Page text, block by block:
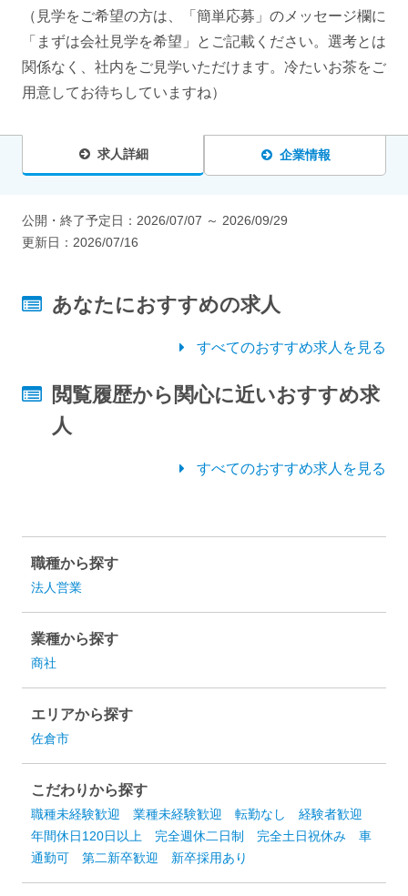
（見学をご希望の方は、「簡単応募」のメッセージ欄に
「まずは会社見学を希望」とご記載ください。選考とは
関係なく、社内をご見学いただけます。冷たいお茶をご
用意してお待ちしていますね）
求人詳細 企業情報
公開・終了予定日： 2026/07/07 ～ 2026/09/29
更新日： 2026/07/16
あなたにおすすめの求人
すべてのおすすめ求人を見る
閲覧履歴から関心に近いおすすめ求
人
すべてのおすすめ求人を見る
職種から探す
法人営業
業種から探す
商社
エリアから探す
佐倉市
こだわりから探す
職種未経験歓迎 業種未経験歓迎 転勤なし
経験者歓迎
年間休日120日以上
完全週休二日制 完全土日祝休み
車
通勤可
第二新卒歓迎 新卒採用あり